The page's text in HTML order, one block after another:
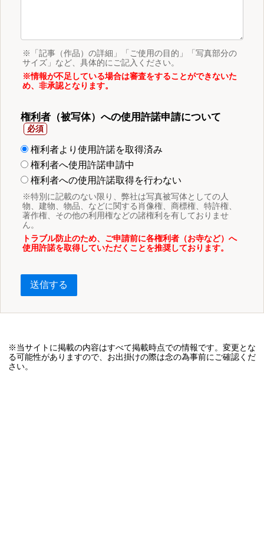
※「記事（作品）の詳細」「ご使用の目的」「写真部分の
サイズ」など、具体的にご記入ください。
※情報が不足している場合は審査をすることができないた
め、非承認となります。
権利者（被写体）への使用許諾申請について
権利者より使用許諾を取得済み
権利者へ使用許諾申請中
権利者への使用許諾取得を行わない
※特別に記載のない限り、弊社は写真被写体としての人
物、建物、物品、などに関する肖像権、商標権、特許権、
著作権、その他の利用権などの諸権利を有しておりませ
ん。
トラブル防止のため、ご申請前に各権利者（お寺など）へ
使用許諾を取得していただくことを推奨しております。
送信する
※当サイトに掲載の内容はすべて掲載時点での情報です。変更とな
る可能性がありますので、お出掛けの際は念の為事前にご確認くだ
さい。